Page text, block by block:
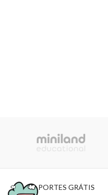
PORTES GRÁTIS